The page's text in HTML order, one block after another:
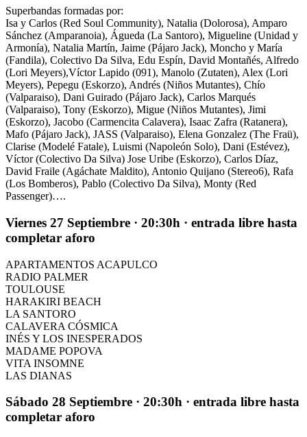
Superbandas formadas por:
Isa y Carlos (Red Soul Community), Natalia (Dolorosa), Amparo
Sánchez (Amparanoia), Águeda (La Santoro), Migueline (Unidad y
Armonía), Natalia Martín, Jaime (Pájaro Jack), Moncho y María
(Fandila), Colectivo Da Silva, Edu Espín, David Montañés, Alfredo
(Lori Meyers),Víctor Lapido (091), Manolo (Zutaten), Alex (Lori
Meyers), Pepegu (Eskorzo), Andrés (Niños Mutantes), Chío
(Valparaiso), Dani Guirado (Pájaro Jack), Carlos Marqués
(Valparaiso), Tony (Eskorzo), Migue (Niños Mutantes), Jimi
(Eskorzo), Jacobo (Carmencita Calavera), Isaac Zafra (Ratanera),
Mafo (Pájaro Jack), JASS (Valparaiso), Elena Gonzalez (The Fraü),
Clarise (Modelé Fatale), Luismi (Napoleón Solo), Dani (Estévez),
Víctor (Colectivo Da Silva) Jose Uribe (Eskorzo), Carlos Díaz,
David Fraile (Agáchate Maldito), Antonio Quijano (Stereo6), Rafa
(Los Bomberos), Pablo (Colectivo Da Silva), Monty (Red
Passenger)….
Viernes 27 Septiembre · 20:30h · entrada libre hasta
completar aforo
APARTAMENTOS ACAPULCO
RADIO PALMER
TOULOUSE
HARAKIRI BEACH
LA SANTORO
CALAVERA CÓSMICA
INÉS Y LOS INESPERADOS
MADAME POPOVA
VITA INSOMNE
LAS DIANAS
Sábado 28 Septiembre · 20:30h · entrada libre hasta
completar aforo